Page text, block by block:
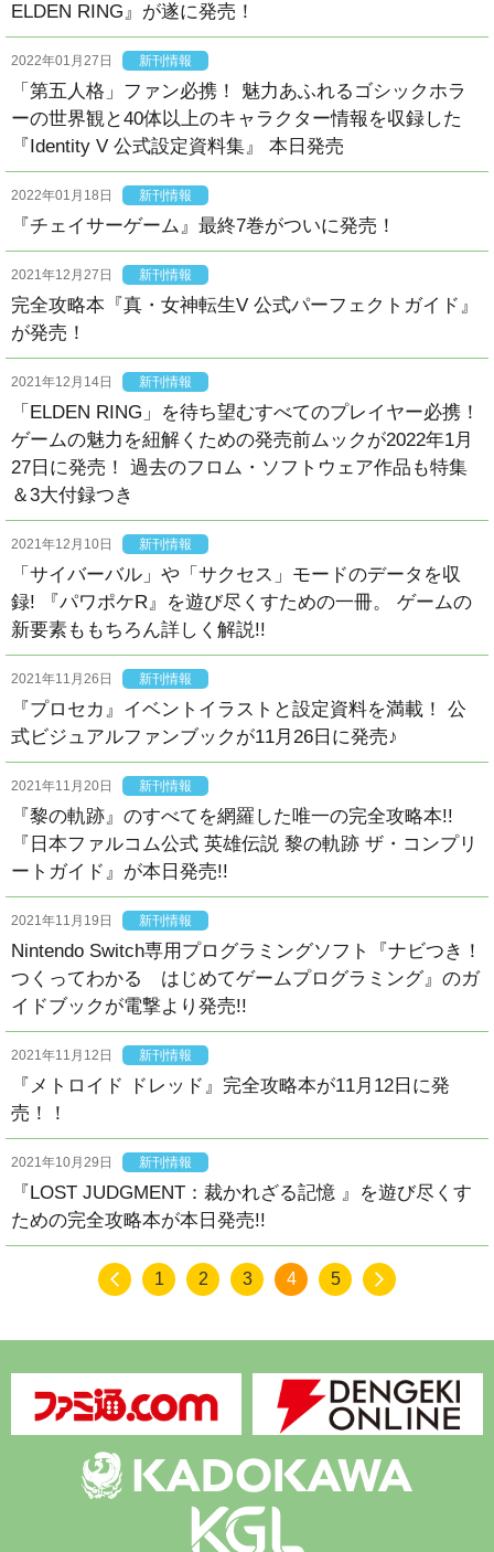
ELDEN RING』が遂に発売！
2022年01月27日 新刊情報
「第五人格」ファン必携！ 魅力あふれるゴシックホラ
ーの世界観と40体以上のキャラクター情報を収録した
『Identity V 公式設定資料集』 本日発売
2022年01月18日 新刊情報
『チェイサーゲーム』最終7巻がついに発売！
2021年12月27日 新刊情報
完全攻略本『真・女神転生V 公式パーフェクトガイド』
が発売！
2021年12月14日 新刊情報
「ELDEN RING」を待ち望むすべてのプレイヤー必携！
ゲームの魅力を紐解くための発売前ムックが2022年1月
27日に発売！ 過去のフロム・ソフトウェア作品も特集
＆3大付録つき
2021年12月10日 新刊情報
「サイバーバル」や「サクセス」モードのデータを収
録! 『パワポケR』を遊び尽くすための一冊。 ゲームの
新要素ももちろん詳しく解説!!
2021年11月26日 新刊情報
『プロセカ』イベントイラストと設定資料を満載！ 公
式ビジュアルファンブックが11月26日に発売♪
2021年11月20日 新刊情報
『黎の軌跡』のすべてを網羅した唯一の完全攻略本!!
『日本ファルコム公式 英雄伝説 黎の軌跡 ザ・コンプリ
ートガイド』が本日発売!!
2021年11月19日 新刊情報
Nintendo Switch専用プログラミングソフト『ナビつき！
つくってわかる はじめてゲームプログラミング』のガ
イドブックが電撃より発売!!
2021年11月12日 新刊情報
『メトロイド ドレッド』完全攻略本が11月12日に発
売！！
2021年10月29日 新刊情報
『LOST JUDGMENT：裁かれざる記憶 』を遊び尽くす
ための完全攻略本が本日発売!!
1 2 3 4 5